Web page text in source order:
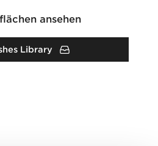
ansehen
Library